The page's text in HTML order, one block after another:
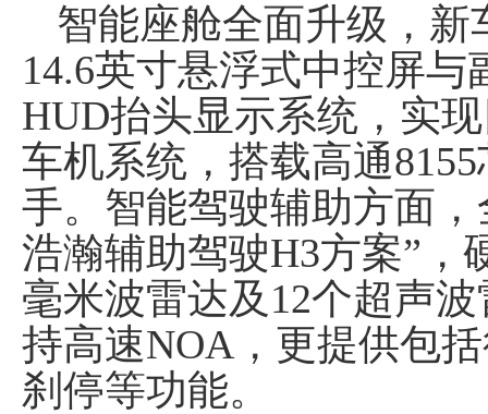
智能座舱全面升级，新
14.6英寸悬浮式中控屏
HUD抬头显示系统，实
车机系统，搭载高通
手。智能驾驶辅助方面
浩瀚辅助驾驶H3方案”，
毫米波雷达及12个超声
持高速NOA，更提供包
刹停等功能。